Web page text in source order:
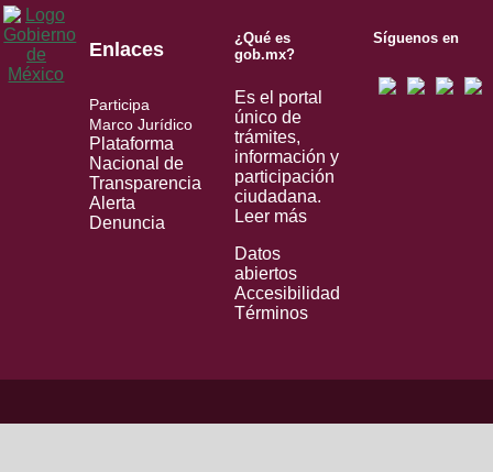
Enlaces
Participa
Marco Jurídico
Plataforma
Nacional de
Transparencia
Alerta
Denuncia
¿Qué es
gob.mx?
Es el portal
único de
trámites,
información y
participación
ciudadana.
Leer más
Datos
abiertos
Accesibilidad
Términos
Síguenos en